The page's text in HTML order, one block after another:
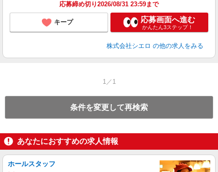
応募締め切り2026/08/31 23:59まで
キープ 応募画面へ進む
かんたん3ステップ！
株式会社シエロ の他の求人をみる
1／1
条件を変更して再検索
あなたにおすすめの求人情報
ホールスタッフ